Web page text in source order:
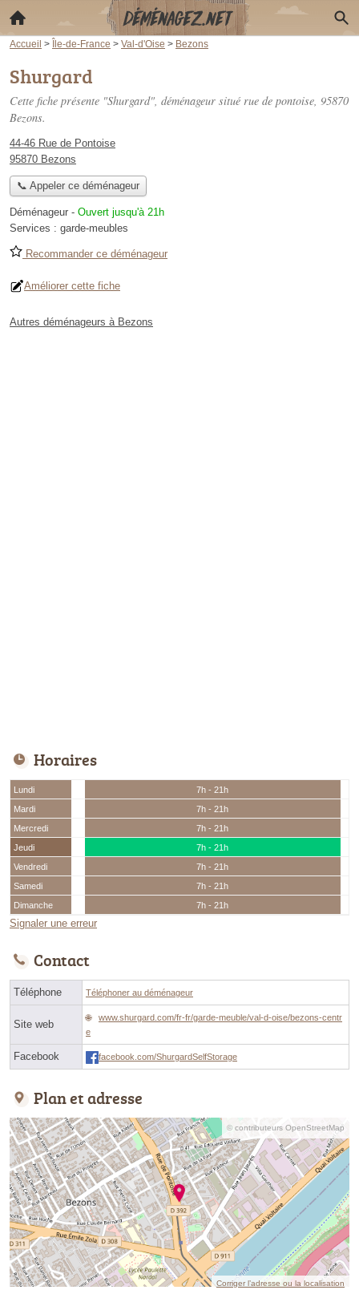
Accueil > Île-de-France > Val-d'Oise > Bezons
Shurgard
Cette fiche présente "Shurgard", déménageur situé rue de pontoise, 95870
Bezons.
44-46 Rue de Pontoise
95870 Bezons
📞 Appeler ce déménageur
Déménageur - Ouvert jusqu'à 21h
Services : garde-meubles
Recommander ce déménageur
Améliorer cette fiche
Autres déménageurs à Bezons
Horaires
Lundi
7h - 21h
Mardi
7h - 21h
Mercredi
7h - 21h
Jeudi
7h - 21h
Vendredi
7h - 21h
Samedi
7h - 21h
Dimanche
7h - 21h
Signaler une erreur
Contact
Téléphone Téléphoner au déménageur
Site web
www.shurgard.com/fr-fr/garde-meuble/val-d-oise/bezons-centr
e
Facebook facebook.com/ShurgardSelfStorage
Plan et adresse
© contributeurs OpenStreetMap
Corriger l’adresse ou la localisation